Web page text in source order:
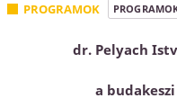
PROGRAMOK
dr. Pelyach
a